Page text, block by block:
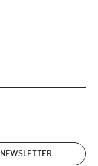
NEWSLETTER